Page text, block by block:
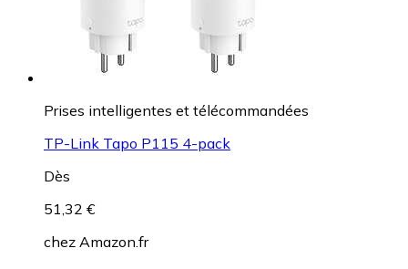
Prises intelligentes et télécommandées
TP-Link Tapo P115 4-pack
Dès
51,32 €
chez Amazon.fr